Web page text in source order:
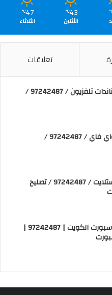
43
℃
الأثنين
47
℃
الثلاثاء
تعليقات
/ 97242487 /
/ 97242487 /
فني تركيب الستلايت / 97242487 / تصليح
اشتراك بي ان سبورت الكويت | 97242487 |